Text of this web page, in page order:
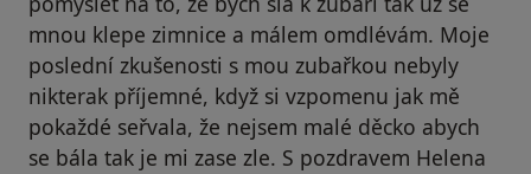
mnou klepe zimnice a málem omdlévám. Moje
poslední zkušenosti s mou zubařkou nebyly
nikterak příjemné, když si vzpomenu jak mě
pokaždé seřvala, že nejsem malé děcko abych
se bála tak je mi zase zle. S pozdravem Helena